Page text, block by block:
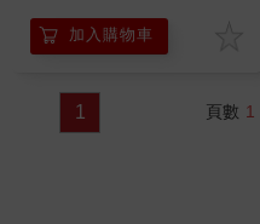
加入購物車
1 頁數 1